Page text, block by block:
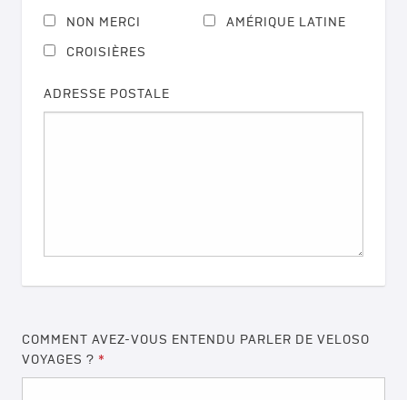
NON MERCI AMÉRIQUE LATINE
CROISIÈRES
ADRESSE POSTALE
COMMENT AVEZ-VOUS ENTENDU PARLER DE VELOSO
VOYAGES ? *